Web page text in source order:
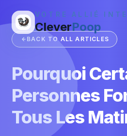
VOTRE ALLIÉ
CleverPoop
BACK TO ALL ARTICLES
Pourquoi
Personnes
Tous Les